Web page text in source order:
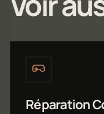
Réparation